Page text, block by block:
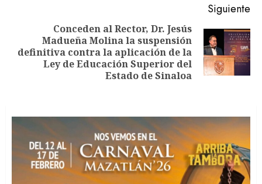
Siguiente
Siguiente
entrada:
Conceden al Rector, Dr. Jesús
Madueña Molina la suspensión
definitiva contra la aplicación de la
Ley de Educación Superior del
Estado de Sinaloa